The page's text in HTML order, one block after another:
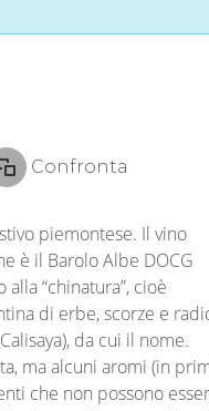
Confronta
piemontese. Il vino
è il Barolo Albe DOCG
alla “chinatura”, cioè
di erbe, scorze e
da cui il nome.
ma alcuni aromi (in
che non possono